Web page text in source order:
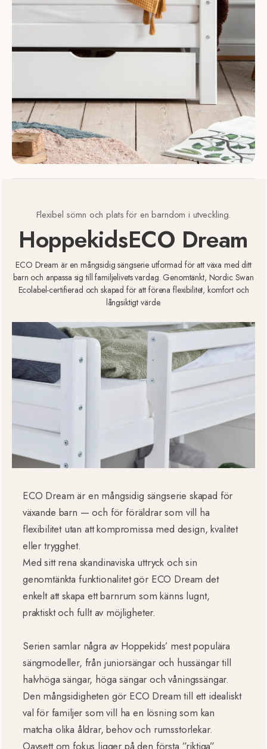
Flexibel sömn och plats för en barndom i utveckling.
HoppekidsECO Dream
ECO Dream är en mångsidig sängserie utformad för att växa med ditt
barn och anpassa sig till familjelivets vardag. Genomtänkt, Nordic Swan
Ecolabel-certifierad och skapad för att förena flexibilitet, komfort och
långsiktigt värde.
ECO Dream är en mångsidig sängserie skapad för
växande barn — och för föräldrar som vill ha
flexibilitet utan att kompromissa med design, kvalitet
eller trygghet.
Med sitt rena skandinaviska uttryck och sin
genomtänkta funktionalitet gör ECO Dream det
enkelt att skapa ett barnrum som känns lugnt,
praktiskt och fullt av möjligheter.
Serien samlar några av Hoppekids’ mest populära
sängmodeller, från juniorsängar och hussängar till
halvhöga sängar, höga sängar och våningssängar.
Den mångsidigheten gör ECO Dream till ett idealiskt
val för familjer som vill ha en lösning som kan
matcha olika åldrar, behov och rumsstorlekar.
Oavsett om fokus ligger på den första ”riktiga”